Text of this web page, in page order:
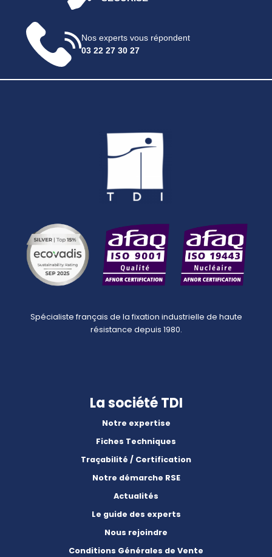
Nos experts vous répondent
03 22 27 30 27
Spécialiste français de la fixation industrielle de haute
résistance depuis 1980.
La société TDI
Notre expertise
Fiches Techniques
Traçabilité / Certification
Notre démarche RSE
Actualités
Le guide des experts
Nous rejoindre
Conditions Générales de Vente